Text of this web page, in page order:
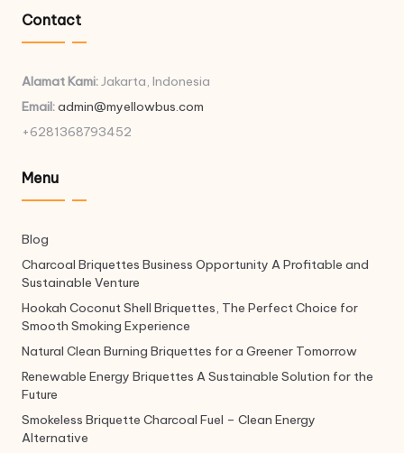
Contact
Alamat Kami:Jakarta, Indonesia
Email:admin@myellowbus.com
+6281368793452
Menu
Blog
Charcoal Briquettes Business Opportunity A Profitable and
Sustainable Venture
Hookah Coconut Shell Briquettes, The Perfect Choice for
Smooth Smoking Experience
Natural Clean Burning Briquettes for a Greener Tomorrow
Renewable Energy Briquettes A Sustainable Solution for the
Future
Smokeless Briquette Charcoal Fuel – Clean Energy
Alternative